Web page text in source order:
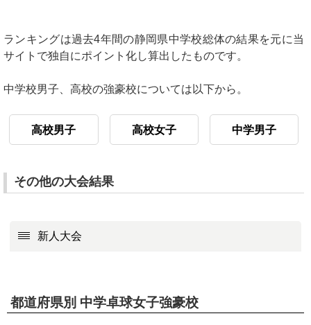
ランキングは過去4年間の静岡県中学校総体の結果を元に当
サイトで独自にポイント化し算出したものです。
中学校男子、高校の強豪校については以下から。
高校男子 高校女子 中学男子
その他の大会結果
新人大会
都道府県別 中学卓球女子強豪校